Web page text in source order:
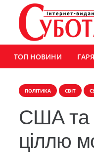
ТОП НОВИНИ
ПОЛІТИКА СВІТ
США та
ціллю